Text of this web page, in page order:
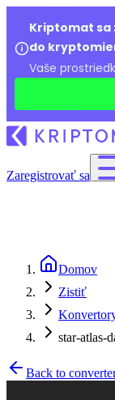
Kriptomat sa
do
Vaše
Zaregistrovať sa
Domov
Zistiť
star-atlas-
Back to